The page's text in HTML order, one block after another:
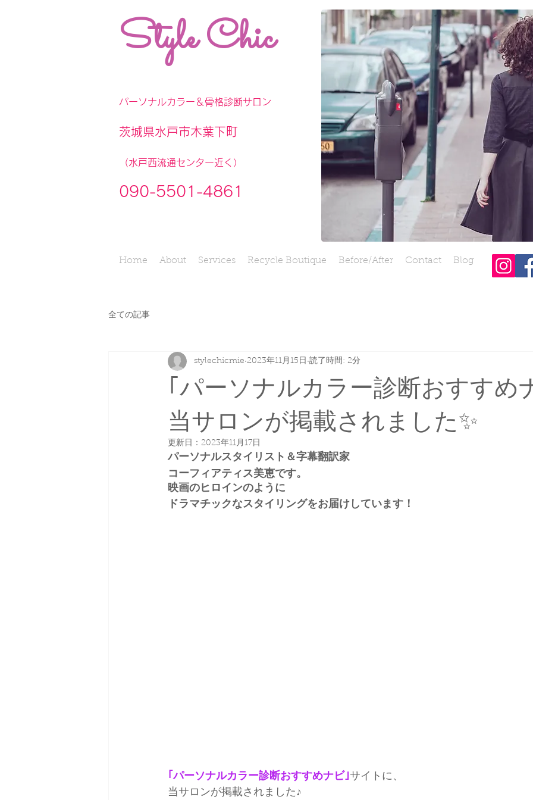
Style Chic
パーソナルカラー＆骨格診断サロン
茨城県水戸市木葉下町
（水戸西流通センター近く）
090-5501-4861
Home About Services Recycle Boutique Before/After Contact Blog
全ての記事
｢パーソナルカラー診断おすすめ
当サロンが掲載されました✨
stylechicmie 2023年11月15日 読了時間: 2分
更新日： 2023年11月17日
パーソナルスタイリスト＆字幕翻訳家
コーフィアティス美恵です。
映画のヒロインのように
ドラマチックなスタイリングをお届けしています！
｢パーソナルカラー診断おすすめナビ｣ サイトに、
当サロンが掲載されました♪